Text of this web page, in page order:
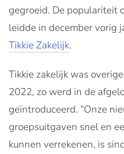
gegroeid. De populariteit
leidde in december vorig
Tikkie Zakelijk.
Tikkie zakelijk was
2022, zo werd in de
geïntroduceerd. “Onze
groepsuitgaven snel en
kunnen verrekenen, is